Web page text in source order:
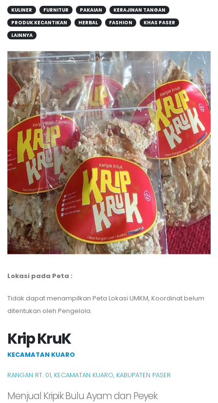
KULINER FURNITUR PAKAIAN
KERAJINAN TANGAN
PRODUK KECANTIKAN
HERBAL FASHION
KHAS PASER
LAINNYA
Krip KruK
KECAMATAN KUARO
RANGAN RT. 01, KECAMATAN KUARO, KABUPATEN PASER
Menjual Kripik Bulu Ayam dan Peyek
Lokasi pada Peta :
Tidak dapat menampilkan Peta Lokasi UMKM, Koordinat belum
ditentukan oleh Pengelola.